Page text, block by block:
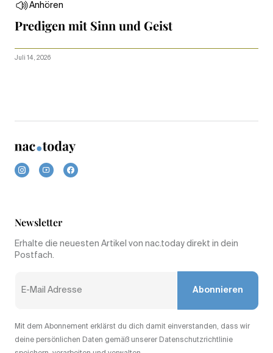
Anhören
Predigen mit Sinn und Geist
Juli 14, 2026
Newsletter
Erhalte die neuesten Artikel von nac.today direkt in dein
Postfach.
Abonnieren
Mit dem Abonnement erklärst du dich damit einverstanden, dass wir
deine persönlichen Daten gemäß unserer Datenschutzrichtlinie